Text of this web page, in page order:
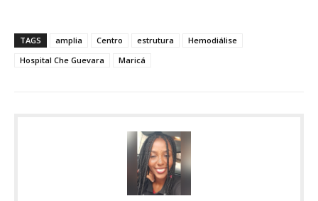
TAGS amplia Centro estrutura
Hemodiálise
Hospital Che Guevara
Maricá